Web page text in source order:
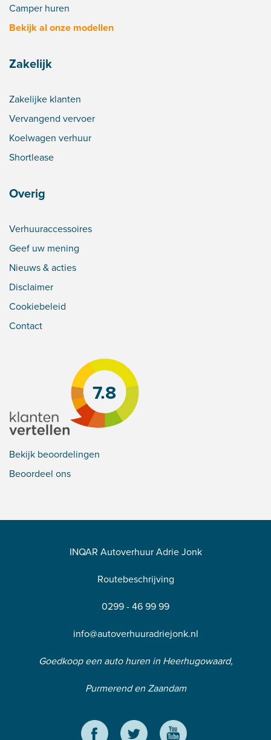
Camper huren
Bekijk al onze modellen
Zakelijk
Zakelijke klanten
Vervangend vervoer
Koelwagen verhuur
Shortlease
Overig
Verhuuraccessoires
Geef uw mening
Nieuws & acties
Disclaimer
Cookiebeleid
Contact
7.8
Bekijk beoordelingen
Beoordeel ons
INQAR Autoverhuur Adrie Jonk
Routebeschrijving
0299 - 46 99 99
info@autoverhuuradriejonk.nl
Goedkoop een auto huren in Heerhugowaard,
Purmerend en Zaandam